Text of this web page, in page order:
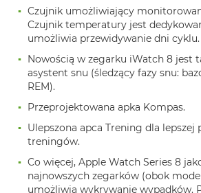
M
a
c
B
o
o
k
A
r
M
M
Czujnik umożliwiający
Czujnik temperatury jest
umożliwia przewidywanie dni cyklu.
Nowością w zegarku iWatch 8 jest
asystent snu (śledzący fazy snu:
REM).
Przeprojektowana apka Kompas.
Ulepszona apca Trening dla lepszej
treningów.
Co więcej, Apple Watch Series 8
najnowszych zegarków (obok
umożliwia wykrywanie wypadków.